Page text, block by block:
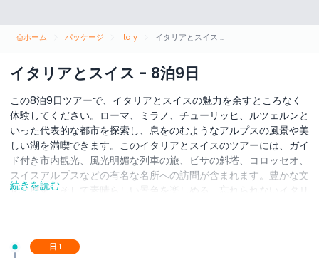
ホーム パッケージ Italy イタリアとスイス - 8泊9日
イタリアとスイス - 8泊9日
この8泊9日ツアーで、イタリアとスイスの魅力を余すところなく
体験してください。ローマ、ミラノ、チューリッヒ、ルツェルンと
いった代表的な都市を探索し、息をのむようなアルプスの風景や美
しい湖を満喫できます。このイタリアとスイスのツアーには、ガイ
ド付き市内観光、風光明媚な列車の旅、ピサの斜塔、コロッセオ、
スイスアルプスなどの有名な名所への訪問が含まれます。豊かな文
化と歴史、そして素晴らしい景色を楽しめる、忘れられないイタリ
適さ、冒険が理想的に調和しています。今すぐ予約して、この9日
間の旅でイタリアとスイスの主要な観光スポットを発見しましょ
続きを読む
日 1